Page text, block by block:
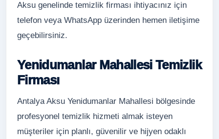
Aksu genelinde temizlik firması ihtiyacınız için
telefon veya WhatsApp üzerinden hemen iletişime
geçebilirsiniz.
Yenidumanlar Mahallesi Temizlik
Firması
Antalya Aksu Yenidumanlar Mahallesi bölgesinde
profesyonel temizlik hizmeti almak isteyen
müşteriler için planlı, güvenilir ve hijyen odaklı